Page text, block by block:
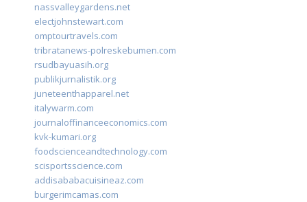
nassvalleygardens.net
electjohnstewart.com
omptourtravels.com
tribratanews-polreskebumen.com
rsudbayuasih.org
publikjurnalistik.org
juneteenthapparel.net
italywarm.com
journaloffinanceeconomics.com
kvk-kumari.org
foodscienceandtechnology.com
scisportsscience.com
addisababacuisineaz.com
burgerimcamas.com